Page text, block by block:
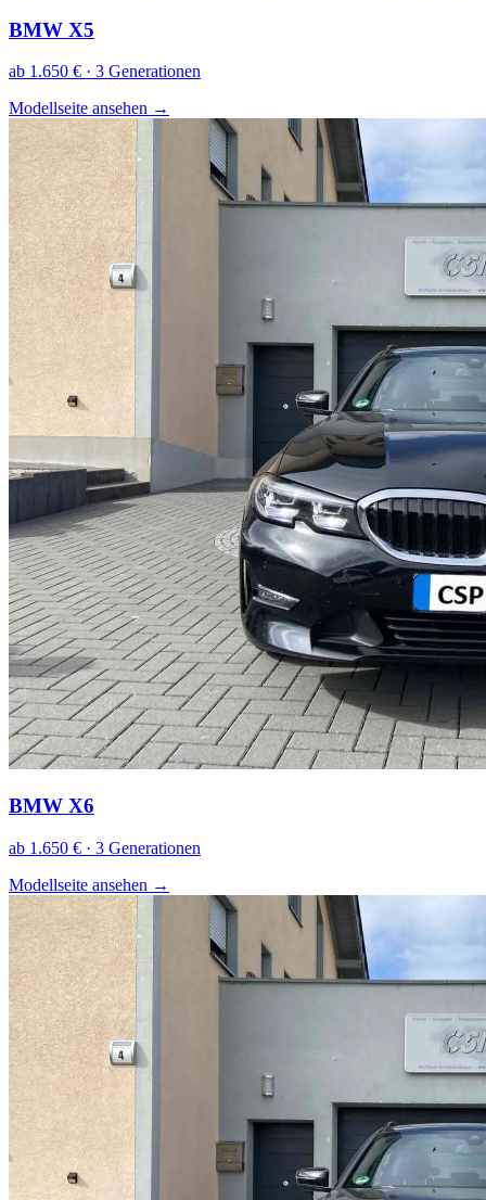
BMW X5
ab 1.650 € · 3 Generationen
Modellseite ansehen →
BMW X6
ab 1.650 € · 3 Generationen
Modellseite ansehen →